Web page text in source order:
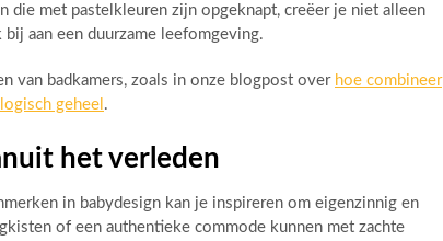
die met pastelkleuren zijn opgeknapt, creëer je niet alleen
aan een duurzame leefomgeving.
van badkamers, zoals in onze blogpost over hoe combineer
geheel .
het verleden
in babydesign kan je inspireren om eigenzinnig en
of een authentieke commode kunnen met zachte